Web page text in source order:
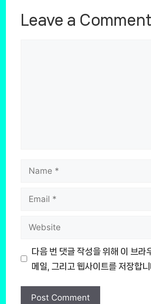
Leave a Comment
Name
Email
Website
다음 번 댓글 작성을 위해 이 브라
메일, 그리고 웹사이트를 저장합니